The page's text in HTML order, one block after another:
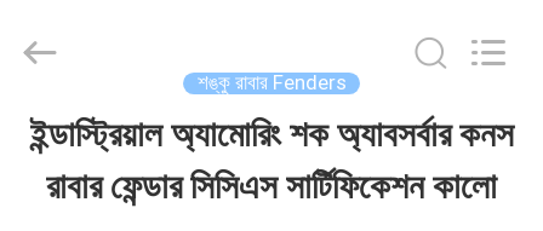
বাড়ি
Rubber
Products
Rights
শঙ্কু রাবার Fenders
ইন্ডাস্ট্রিয়াল অ্যামোরিং শক অ্যাবসর্বার কনস
রাবার ফেন্ডার সিসিএস সার্টিফিকেশন কালো